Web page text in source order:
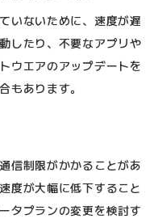
いないために、速度が遅
したり、不要なアプリや
ウエアのアップデートを
もあります。
信制限がかかることがあ
度が大幅に低下すること
タプランの変更を検討す